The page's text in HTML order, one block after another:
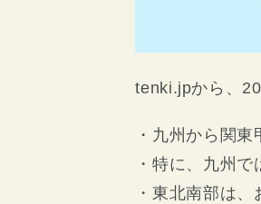
tenki.jpから、
・九州から関
・特に、九州
・東北南部は